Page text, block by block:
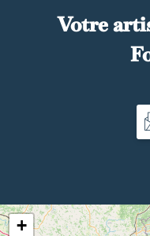
Votre
+